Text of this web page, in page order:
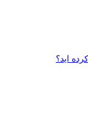
اید؟